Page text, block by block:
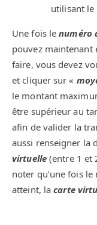
utilisant le
Une fois lenuméro
pouvez maintenant
faire, vous devez
et cliquer sur «
le montant
être supérieur au
afin de valider la
aussi renseigner la
virtuelle(entre 1 et
noter qu’une fois
atteint, lacarte